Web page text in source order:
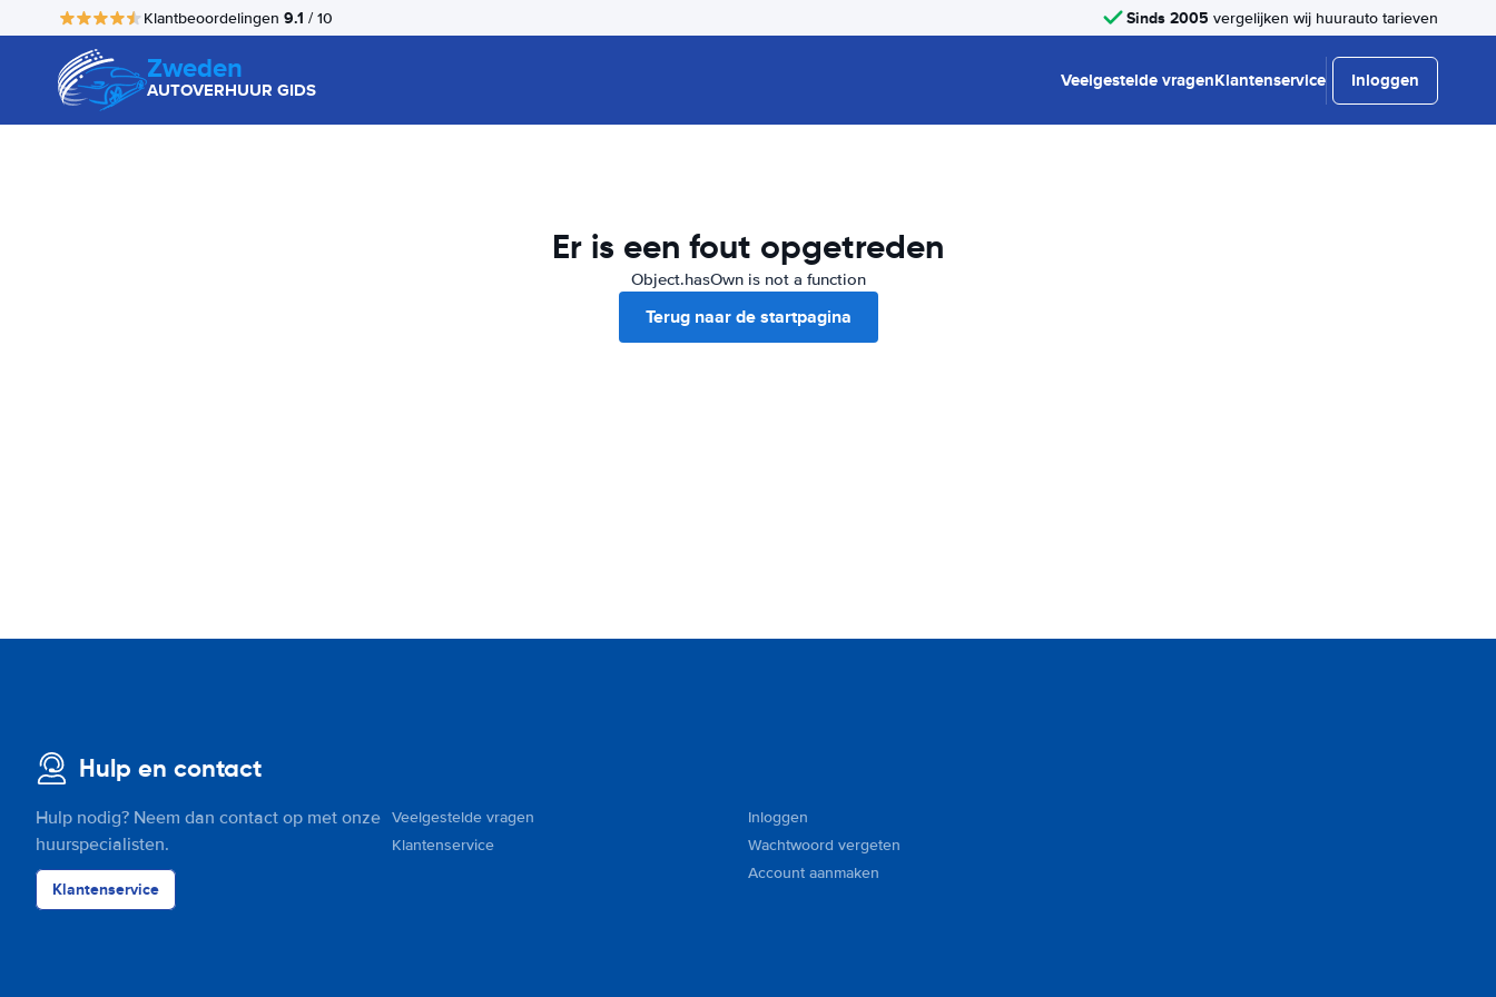
Klantbeoordelingen 9.1 / 10 Sinds 2005 vergelijken wij huurauto tarieven
Zweden
AUTOVERHUUR GIDS Veelgestelde vragenKlantenservice Inloggen
Er is een fout opgetreden
Object.hasOwn is not a function
Terug naar de startpagina
Hulp en contact
Hulp nodig? Neem dan contact op met onze
huurspecialisten.
Klantenservice
Veelgestelde vragen
Klantenservice
Inloggen
Wachtwoord vergeten
Account aanmaken